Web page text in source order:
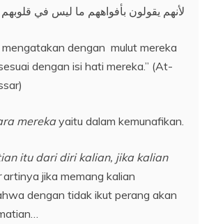
لأنهم يقولون بأفواههم ما ليس في قلوبهم
mengatakan dengan mulut mereka
dengan isi hati mereka.” (At-
merekayaitu dalam kemunafikan.
itu dari diri kalian, jika kalian
artinya jika memang kalian
dengan tidak ikut perang akan